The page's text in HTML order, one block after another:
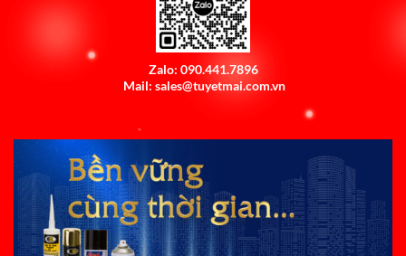
Zalo: 090.441.7896
Mail: sales@tuyetmai.com.vn